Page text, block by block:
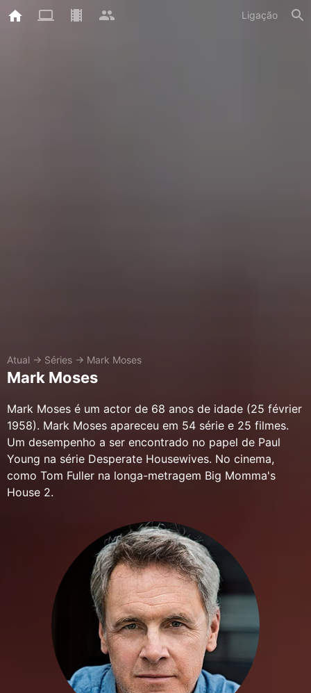
Ligação
Atual → Séries → Mark Moses
Mark Moses
Mark Moses é um actor de 68 anos de idade (25 février
1958). Mark Moses apareceu em 54 série e 25 filmes.
Um desempenho a ser encontrado no papel de Paul
Young na série Desperate Housewives. No cinema,
como Tom Fuller na longa-metragem Big Momma's
House 2.